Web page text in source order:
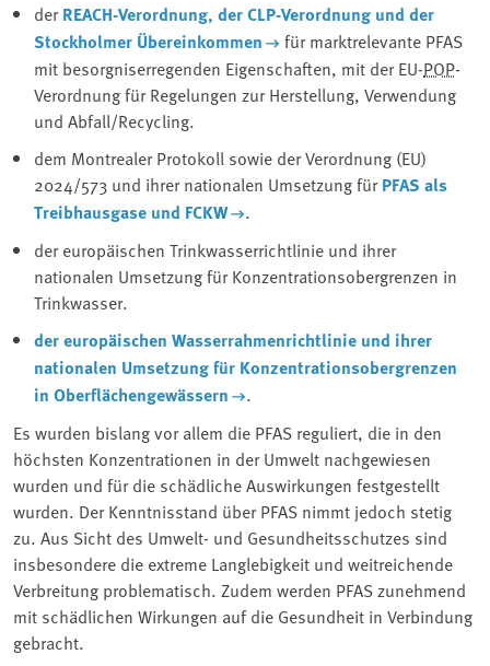
derREACH-Verordnung, der CLP-Verordnung und der
Stockholmer Übereinkommen
für marktrelevante PFAS
mit besorgniserregenden Eigenschaften, mit der EU-POP-
Verordnung für Regelungen zur Herstellung, Verwendung
und Abfall/Recycling.
dem Montrealer Protokoll sowie der Verordnung (EU)
2024/573 und ihrer nationalen Umsetzung fürPFAS als
Treibhausgase und FCKW
.
der europäischen Trinkwasserrichtlinie und ihrer
nationalen Umsetzung für Konzentrationsobergrenzen in
Trinkwasser.
der europäischen Wasserrahmenrichtlinie und ihrer
nationalen Umsetzung für Konzentrationsobergrenzen
in Oberflächengewässern
.
Es wurden bislang vor allem die PFAS reguliert, die in den
höchsten Konzentrationen in der Umwelt nachgewiesen
wurden und für die schädliche Auswirkungen festgestellt
wurden. Der Kenntnisstand über PFAS nimmt jedoch stetig
zu. Aus Sicht des Umwelt- und Gesundheitsschutzes sind
insbesondere die extreme Langlebigkeit und weitreichende
Verbreitung problematisch. Zudem werden PFAS zunehmend
mit schädlichen Wirkungen auf die Gesundheit in Verbindung
gebracht.